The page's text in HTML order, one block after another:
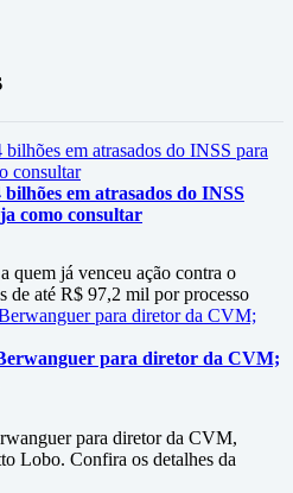
em atrasados do INSS
como consultar
quem já venceu ação contra o
de até R$ 97,2 mil por processo
para diretor da CVM;
para diretor da CVM,
Lobo. Confira os detalhes da